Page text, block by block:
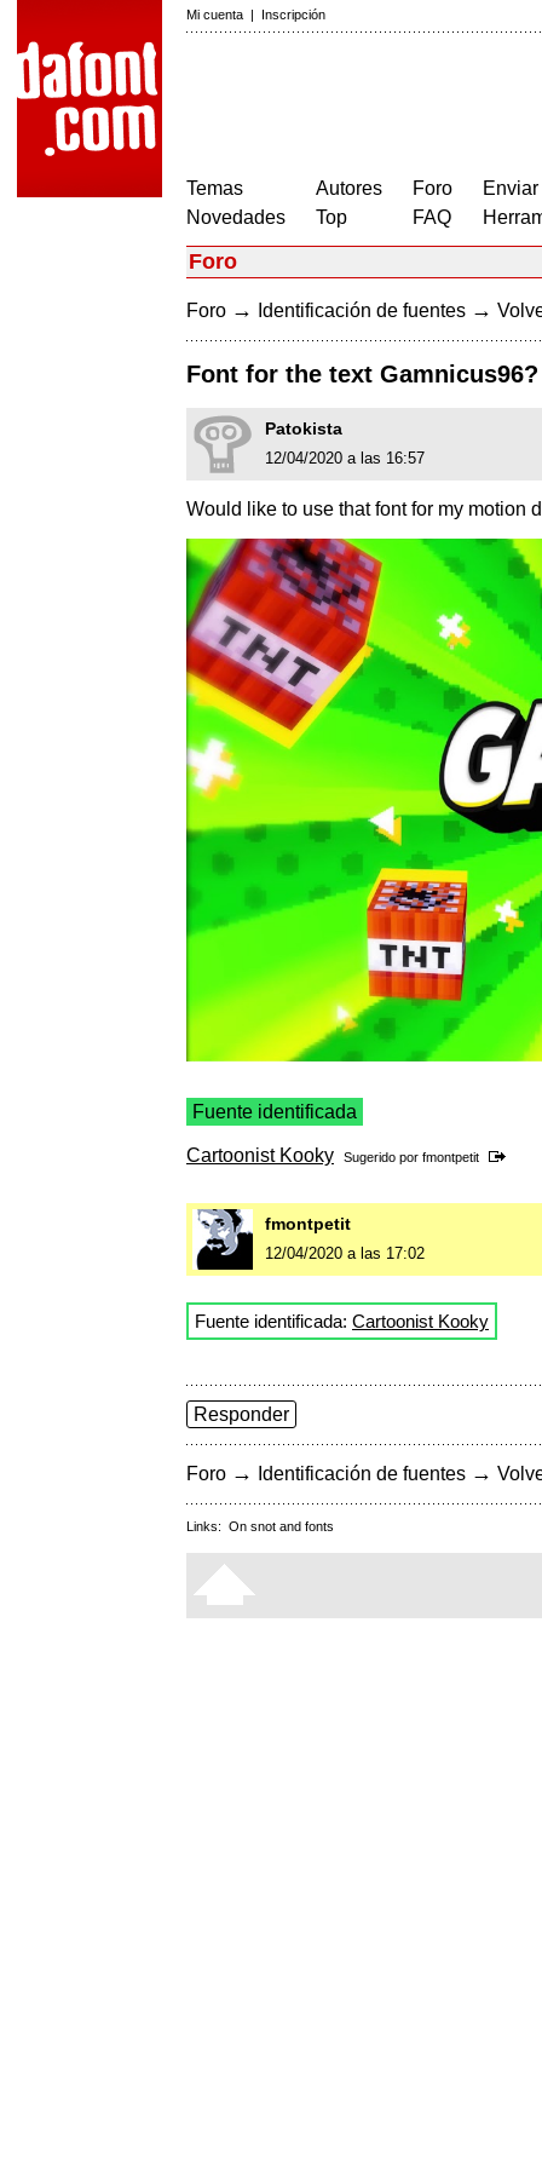
Mi cuenta | Inscripción
Temas
Novedades
Autores
Top
Foro
FAQ
Foro
Foro → Identificación de fuentes →
Font for the text Gamnicus96?
Patokista
12/04/2020 a las 16:57
Would like to use that font for my motion
Fuente identificada
Cartoonist Kooky Sugerido por fmontpetit
fmontpetit
12/04/2020 a las 17:02
Fuente identificada: Cartoonist Kooky
Responder
Foro → Identificación de fuentes →
Links: On snot and fonts